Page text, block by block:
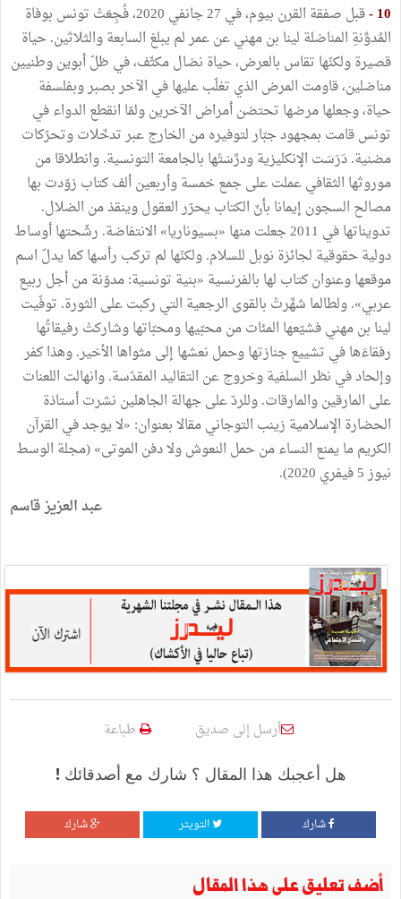
10 -
قبل صفقة القرن بيوم، في 27 جانفي 2020، فُجِعَتْ تونس بوفاة
المُدوِّنةِ المناضلة لينا بن مهني عن عمر لم يبلغ السابعة والثلاثين. حياة
قصيرة ولكنّها تقاس بالعرض، حياة نضال مكثّف، في ظلّ أبوين وطنيين
مناضلين، قاومت المرض الذي تغلّب عليها في الآخر بصبر وبفلسفة
حياة، وجعلها مرضها تحتضن أمراض الآخرين ولمّا انقطع الدواء في
تونس قامت بمجهود جبّار لتوفيره من الخارج عبر تدخّلات وتحرّكات
مضنية. دَرَسَت الإنكليزية ودرَّسَتْها بالجامعة التونسية. وانطلاقا من
موروثها الثقافي عملت على جمع خمسة وأربعين ألف كتاب زوّدت بها
مصالح السجون إيمانا بأنّ الكتاب يحرّر العقول وينقذ من الضلال.
تدويناتها في 2011 جعلت منها «بسيوناريا» الانتفاضة. رشّحتها أوساط
دولية حقوقية لجائزة نوبل للسلام. ولكنّها لم تركب رأسها كما يدلّ اسم
موقعها وعنوان كتاب لها بالفرنسية «بنية تونسية: مدوّنة من أجل ربيع
عربي». ولطالما شهَّرتْ بالقوى الرجعية التي ركبت على الثورة. توفّيت
لينا بن مهني فشيّعها المئات من محبّيها ومحبّاتها وشاركتْ رفيقاتُها
رفقاءَها في تشييع جنازتها وحمل نعشها إلى مثواها الأخير. وهذا كفر
وإلحاد في نظر السلفية وخروج عن التقاليد المقدّسة. وانهالت اللعنات
على المارقين والمارقات. وللردّ على جهالة الجاهلين نشرت أستاذة
الحضارة الإسلامية زينب التوجاني مقالا بعنوان: «لا يوجد في القرآن
الكريم ما يمنع النساء من حمل النعوش ولا دفن الموتى» (مجلة الوسط
نيوز 5 فيفري 2020).
عبد العزيز قاسم
أرسل إلى صديق طباعة
هل أعجبك هذا المقال ؟ شارك مع أصدقائك !
شارك التويتر شارك
أضف تعليق على هذا المقال